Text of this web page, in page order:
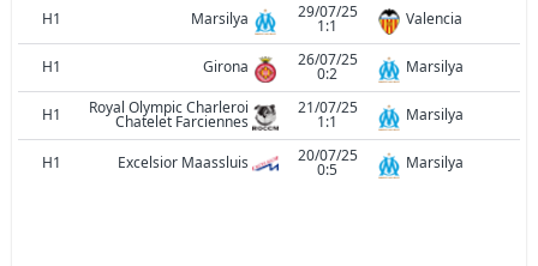
H1 Marsilya 29/07/25
1:1 Valencia
H1 Girona 26/07/25
0:2 Marsilya
H1 Royal Olympic Charleroi
Chatelet Farciennes
21/07/25
1:1 Marsilya
H1 Excelsior Maassluis 20/07/25
0:5 Marsilya